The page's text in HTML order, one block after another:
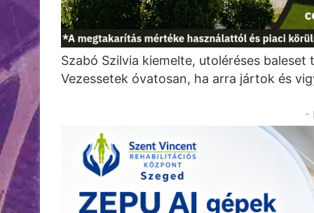
Szabó Szilvia kiemelte, utoléréses
Vezessetek óvatosan, ha arra jártok és
-